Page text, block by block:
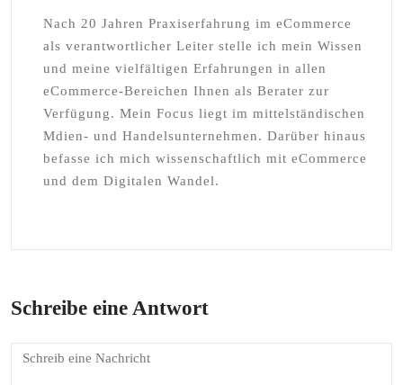
Nach 20 Jahren Praxiserfahrung im eCommerce
als verantwortlicher Leiter stelle ich mein Wissen
und meine vielfältigen Erfahrungen in allen
eCommerce-Bereichen Ihnen als Berater zur
Verfügung. Mein Focus liegt im mittelständischen
Mdien- und Handelsunternehmen. Darüber hinaus
befasse ich mich wissenschaftlich mit eCommerce
und dem Digitalen Wandel.
Schreibe eine Antwort